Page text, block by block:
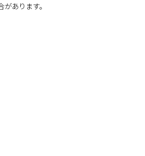
あります。